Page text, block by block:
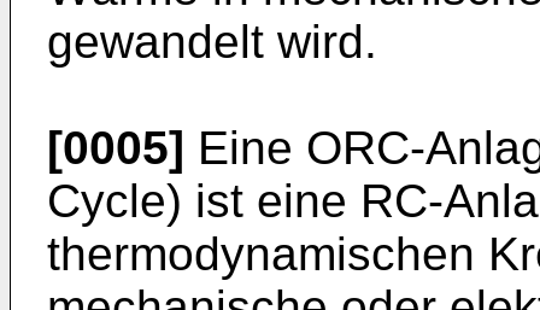
gewandelt wird.
[0005] Eine ORC-
Cycle) ist eine RC-
thermodynamischen